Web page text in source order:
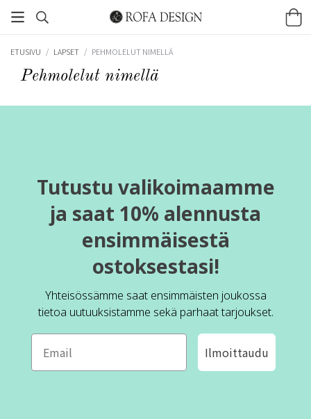
ETUSIVU / LAPSET / PEHMOLELUT NIMELLÄ
Pehmolelut nimellä
Tutustu valikoimaamme
ja saat 10% alennusta
ensimmäisestä
ostoksestasi!
Yhteisössämme saat ensimmäisten joukossa
tietoa uutuuksistamme sekä parhaat tarjoukset.
Ilmoittaudu